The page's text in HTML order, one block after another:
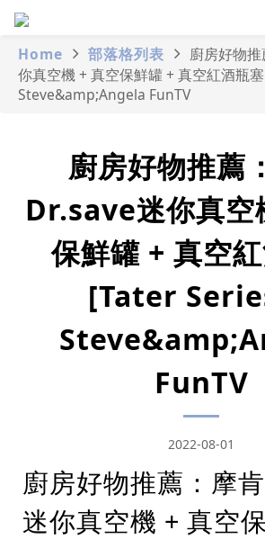
Home 部落格列表
廚房好物
你真空機 + 真空保鮮罐 + 真空紅酒瓶
Steve&amp;Angela FunTV
廚房好物推薦
Dr.save迷你真空
保鮮罐 + 真空
[Tater
FunTV
2022-08-01
廚房好物推薦：摩
迷你真空機 + 真空